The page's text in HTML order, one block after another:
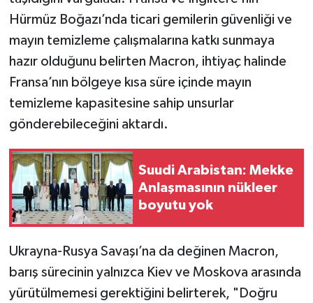
Hürmüz Boğazı’nda ticari gemilerin güvenliği ve
mayın temizleme çalışmalarına katkı sunmaya
hazır olduğunu belirten Macron, ihtiyaç halinde
Fransa’nın bölgeye kısa süre içinde mayın
temizleme kapasitesine sahip unsurlar
gönderebileceğini aktardı.
Suudi Arabistan: Mekke
Anlaşmasının nükleer
boyutu yok
Ukrayna-Rusya Savaşı’na da değinen Macron,
barış sürecinin yalnızca Kiev ve Moskova arasında
yürütülmemesi gerektiğini belirterek, "Doğru